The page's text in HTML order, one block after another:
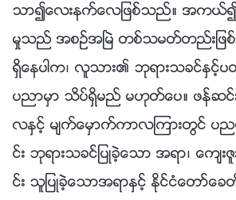
သာ၍ေလးနက္ေလျဖစ္သည္။ အကယ္
မႈသည္ အစဥ္အၿမဲ တစ္သမတ္တည္းျဖစ္ၿ
ရွိေနပါက၊ လူသား၏ ဘုရားသခင္
ပညာမွာ သိပ္ရွိမည္ မဟုတ္ေပ။ ဖန္ဆင္
လႏွင့္ မ်က္ေမွာက္ကာလၾကားတြင္
င္း ဘုရားသခင္ျပဳခဲ့ေသာ အရာ၊ ေက်
င္း သူျပဳခဲ့ေသာအရာႏွင့္ ႏိုင္ငံေတာ္ေ